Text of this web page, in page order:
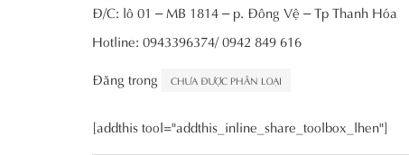
Đ/C: lô 01 – MB 1814 – p. Đông Vệ – Tp Thanh Hóa
Hotline: 0943396374/ 0942 849 616
Đăng trong
CHƯA ĐƯỢC PHÂN LOẠI
[addthis tool="addthis_inline_share_toolbox_lhen"]